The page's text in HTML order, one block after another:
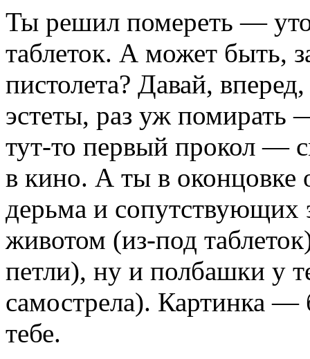
Ты решил помереть —
таблеток. А может быть,
пистолета? Давай,
эстеты, раз уж помирать
тут-то первый прокол —
в кино. А ты в оконцовке
дерьма и сопутствующих
животом (из-под
петли), ну и полбашки у
самострела). Картинка —
тебе.